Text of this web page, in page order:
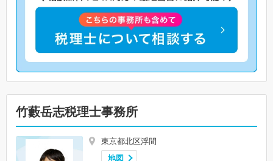
竹藪岳志税理士事務所
東京都北区浮間
地図